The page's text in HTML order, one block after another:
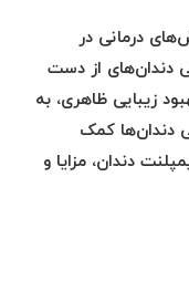
درمانی در
دندان‌های از دست
زیبایی ظاهری، به
دندان‌ها کمک
دندان، مزایا و